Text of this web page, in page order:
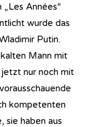
„Les Années“
wurde das
Putin.
Mann mit
jetzt nur noch mit
kompetenten
sie haben aus